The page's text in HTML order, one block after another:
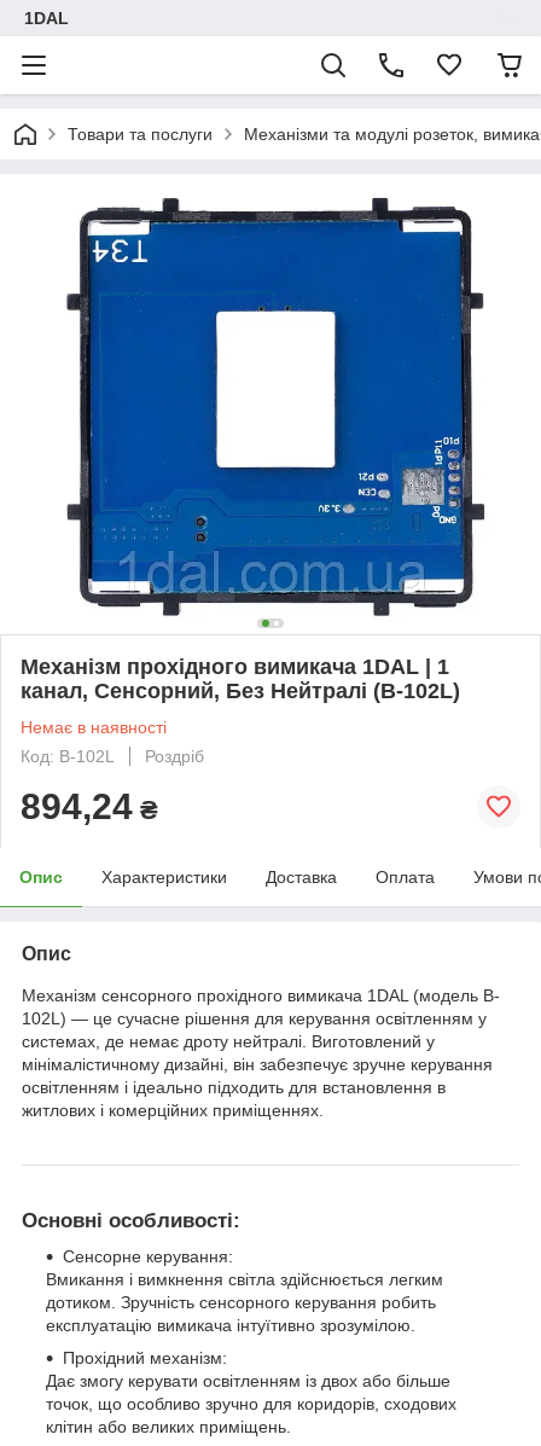
1DAL
Товари та послуги Механізми та модулі розеток,
Механізм прохідного вимикача 1DAL | 1
канал, Сенсорний, Без Нейтралі (B-102L)
Немає в наявності
Код: B-102L
Роздріб
894,24 ₴
Опис Характеристики Доставка Оплата Умови
Опис
Механізм сенсорного прохідного вимикача 1DAL (модель B-
102L) — це сучасне рішення для керування освітленням у
системах, де немає дроту нейтралі. Виготовлений у
мінімалістичному дизайні, він забезпечує зручне керування
освітленням і ідеально підходить для встановлення в
житлових і комерційних приміщеннях.
Основні особливості:
Сенсорне керування:
Вмикання і вимкнення світла здійснюється легким
дотиком. Зручність сенсорного керування робить
експлуатацію вимикача інтуїтивно зрозумілою.
Прохідний механізм:
Дає змогу керувати освітленням із двох або більше
точок, що особливо зручно для коридорів, сходових
клітин або великих приміщень.